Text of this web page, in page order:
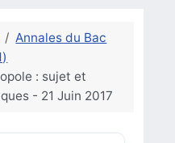
Annales du Bac
: sujet et
- 21 Juin 2017